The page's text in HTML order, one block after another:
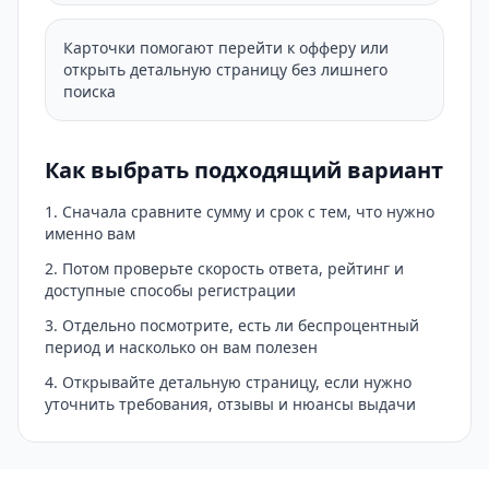
Карточки помогают перейти к офферу или
открыть детальную страницу без лишнего
поиска
Как выбрать подходящий вариант
Сначала сравните сумму и срок с тем, что нужно
именно вам
Потом проверьте скорость ответа, рейтинг и
доступные способы регистрации
Отдельно посмотрите, есть ли беспроцентный
период и насколько он вам полезен
Открывайте детальную страницу, если нужно
уточнить требования, отзывы и нюансы выдачи